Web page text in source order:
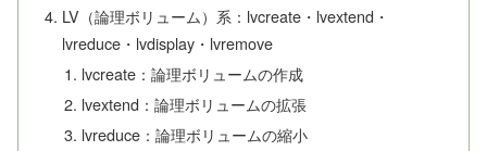
LV（論理ボリューム）系：lvcreate・lvextend・
lvreduce・lvdisplay・lvremove
lvcreate：論理ボリュームの作成
lvextend：論理ボリュームの拡張
lvreduce：論理ボリュームの縮小